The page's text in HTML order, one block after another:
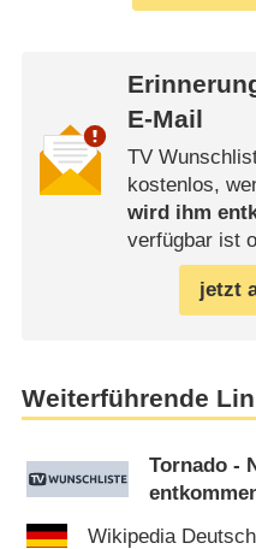
E-Mail
TV
kostenlos,
wird ihm
verfügbar ist
jetzt
Weiterführende
Tornado -
Wikipedia Deutsch